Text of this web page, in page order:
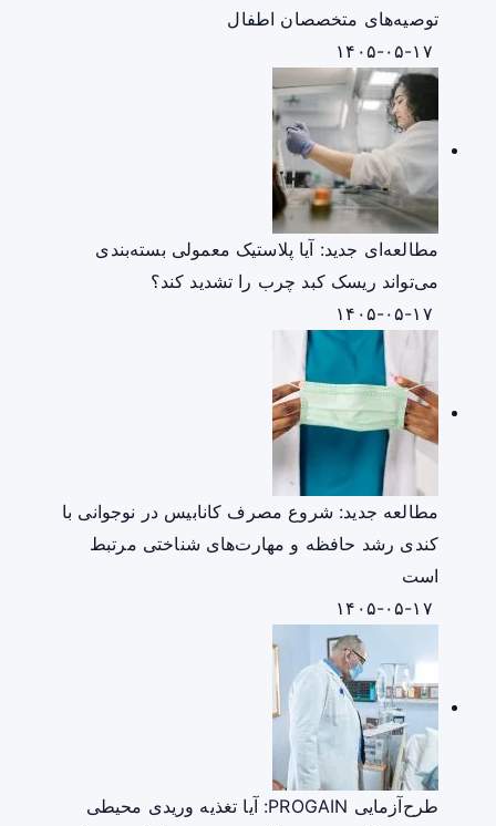
توصیه‌های متخصصان اطفال
مطالعه‌ای جدید: آیا پلاستیک معمولی بسته‌بندی
می‌تواند ریسک کبد چرب را تشدید کند؟
مطالعه جدید: شروع مصرف کانابیس در نوجوانی با
کندی رشد حافظه و مهارت‌های شناختی مرتبط
است
طرح‌آزمایی PROGAIN: آیا تغذیه وریدی محیطی